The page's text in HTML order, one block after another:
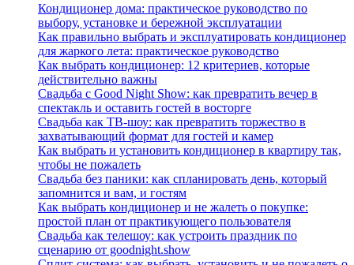
Кондиционер дома: практическое руководство по
выбору, установке и бережной эксплуатации
Как правильно выбрать и эксплуатировать кондиционер
для жаркого лета: практическое руководство
Как выбрать кондиционер: 12 критериев, которые
действительно важны
Свадьба с Good Night Show: как превратить вечер в
спектакль и оставить гостей в восторге
Свадьба как ТВ‑шоу: как превратить торжество в
захватывающий формат для гостей и камер
Как выбрать и установить кондиционер в квартиру так,
чтобы не пожалеть
Свадьба без паники: как спланировать день, который
запомнится и вам, и гостям
Как выбрать кондиционер и не жалеть о покупке:
простой план от практикующего пользователя
Свадьба как телешоу: как устроить праздник по
сценарию от goodnight.show